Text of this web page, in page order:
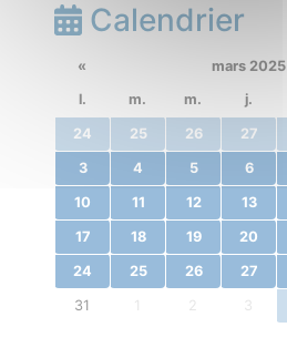
Calendrier
« mars 2025
l.
m. m. j.
24 25 26 27
3 4 5 6
10 11 12 13
17 18 19 20
24 25 26 27
31 2 3